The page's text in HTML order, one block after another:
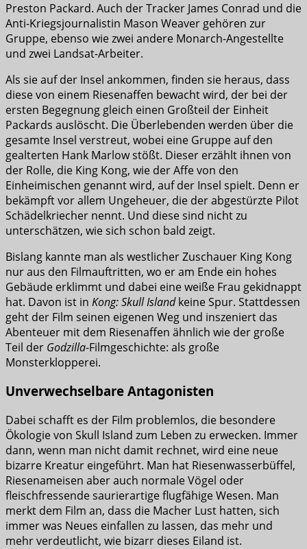
Preston Packard. Auch der Tracker James Conrad und die
Anti-Kriegsjournalistin Mason Weaver gehören zur
Gruppe, ebenso wie zwei andere Monarch-Angestellte
und zwei Landsat-Arbeiter.
Als sie auf der Insel ankommen, finden sie heraus, dass
diese von einem Riesenaffen bewacht wird, der bei der
ersten Begegnung gleich einen Großteil der Einheit
Packards auslöscht. Die Überlebenden werden über die
gesamte Insel verstreut, wobei eine Gruppe auf den
gealterten Hank Marlow stößt. Dieser erzählt ihnen von
der Rolle, die King Kong, wie der Affe von den
Einheimischen genannt wird, auf der Insel spielt. Denn er
bekämpft vor allem Ungeheuer, die der abgestürzte Pilot
Schädelkriecher nennt. Und diese sind nicht zu
unterschätzen, wie sich schon bald zeigt.
Bislang kannte man als westlicher Zuschauer King Kong
nur aus den Filmauftritten, wo er am Ende ein hohes
Gebäude erklimmt und dabei eine weiße Frau gekidnappt
hat. Davon ist in Kong: Skull Islandkeine Spur. Stattdessen
geht der Film seinen eigenen Weg und inszeniert das
Abenteuer mit dem Riesenaffen ähnlich wie der große
Teil der Godzilla-Filmgeschichte: als große
Monsterklopperei.
Unverwechselbare Antagonisten
Dabei schafft es der Film problemlos, die besondere
Ökologie von Skull Island zum Leben zu erwecken. Immer
dann, wenn man nicht damit rechnet, wird eine neue
bizarre Kreatur eingeführt. Man hat Riesenwasserbüffel,
Riesenameisen aber auch normale Vögel oder
fleischfressende saurierartige flugfähige Wesen. Man
merkt dem Film an, dass die Macher Lust hatten, sich
immer was Neues einfallen zu lassen, das mehr und
mehr verdeutlicht, wie bizarr dieses Eiland ist.